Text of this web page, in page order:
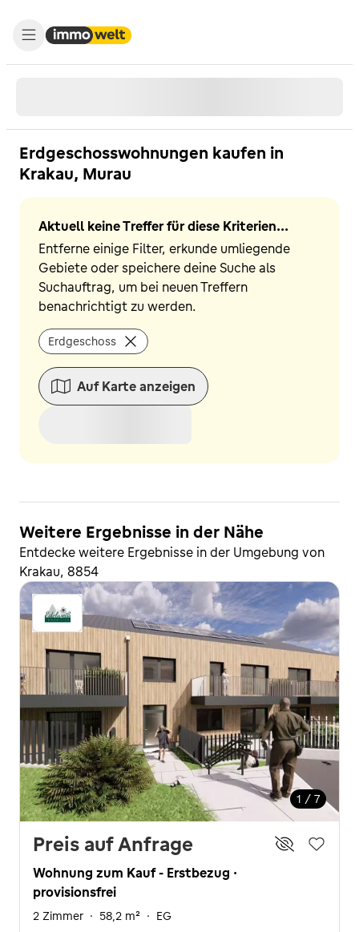
Erdgeschosswohnungen kaufen in
Krakau, Murau
Aktuell keine Treffer für diese Kriterien...
Entferne einige Filter, erkunde umliegende
Gebiete oder speichere deine Suche als
Suchauftrag, um bei neuen Treffern
benachrichtigt zu werden.
Erdgeschoss
Auf Karte anzeigen
Weitere Ergebnisse in der Nähe
Entdecke weitere Ergebnisse in der Umgebung von
Krakau, 8854
1 / 7
Preis auf Anfrage
Wohnung zum Kauf - Erstbezug ·
provisionsfrei
2 Zimmer · 58,2 m² · EG